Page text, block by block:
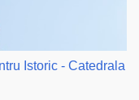
Istoric - Catedrala